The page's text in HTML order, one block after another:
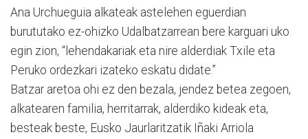
Ana Urchueguia alkateak astelehen eguerdian
burututako ez-ohizko Udalbatzarrean bere karguari uko
egin zion, “lehendakariak eta nire alderdiak Txile eta
Peruko ordezkari izateko eskatu didate.”
Batzar aretoa ohi ez den bezala, jendez betea zegoen,
alkatearen familia, herritarrak, alderdiko kideak eta,
besteak beste, Eusko Jaurlaritzatik Iñaki Arriola